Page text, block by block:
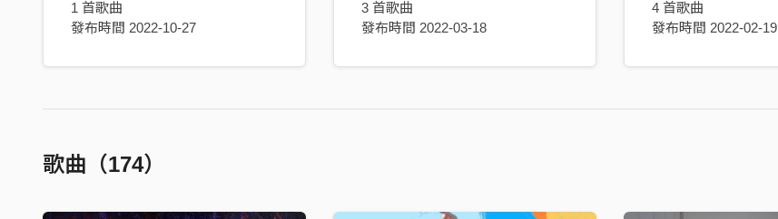
1 首歌曲
發布時間 2022-10-27
3 首歌曲
發布時間 2022-03-18
4 首歌曲
發布時間 2022-02-19
歌曲（174）